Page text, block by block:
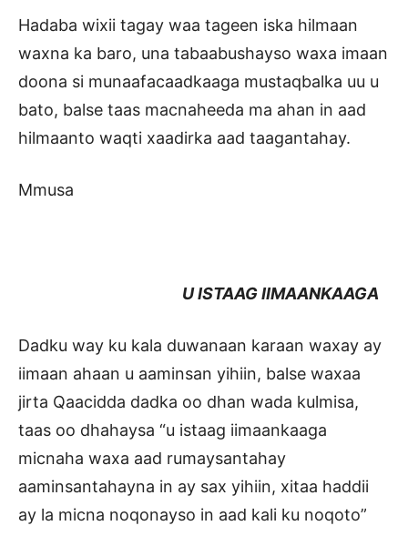
Hadaba wixii tagay waa tageen iska hilmaan
waxna ka baro, una tabaabushayso waxa imaan
doona si munaafacaadkaaga mustaqbalka uu u
bato, balse taas macnaheeda ma ahan in aad
hilmaanto waqti xaadirka aad taagantahay.
Mmusa
U ISTAAG IIMAANKAAGA
Dadku way ku kala duwanaan karaan waxay ay
iimaan ahaan u aaminsan yihiin, balse waxaa
jirta Qaacidda dadka oo dhan wada kulmisa,
taas oo dhahaysa “u istaag iimaankaaga
micnaha waxa aad rumaysantahay
aaminsantahayna in ay sax yihiin, xitaa haddii
ay la micna noqonayso in aad kali ku noqoto”